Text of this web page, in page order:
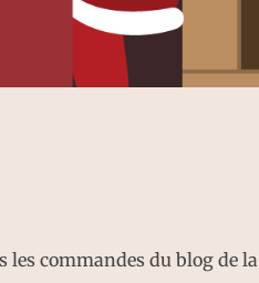
les commandes du blog de la